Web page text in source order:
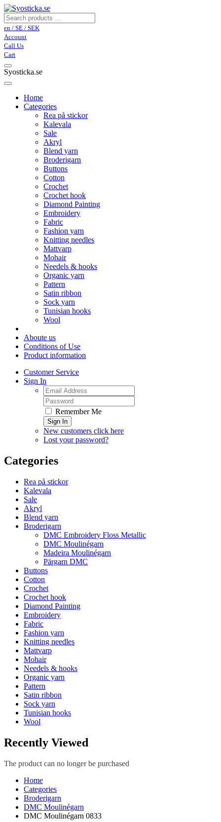
en / SE / SEK
Account
Call Us
Cart
Syosticka.se
Home
Categories
Rea på stickor
Kalevala
Sale
Akryl
Blend yarn
Broderigarn
Buttons
Cotton
Crochet
Crochet hook
Diamond Painting
Embroidery
Fabric
Fashion yarn
Knitting needles
Mattvarp
Mohair
Needels & hooks
Organic yarn
Pattern
Satin ribbon
Sock yarn
Tunisian hooks
Wool
Aboute us
Conditions of Use
Product information
Customer Service
Sign In
Remember Me
Sign In
New customers click here
Lost your password?
Categories
Rea på stickor
Kalevala
Sale
Akryl
Blend yarn
Broderigarn
DMC Embroidery Floss Metallic
DMC Moulinégarn
Madeira Moulinégarn
Pärgarn DMC
Buttons
Cotton
Crochet
Crochet hook
Diamond Painting
Embroidery
Fabric
Fashion yarn
Knitting needles
Mattvarp
Mohair
Needels & hooks
Organic yarn
Pattern
Satin ribbon
Sock yarn
Tunisian hooks
Wool
Recently Viewed
The product can no longer be purchased
Home
Categories
Broderigarn
DMC Moulinégarn
DMC Moulinégarn 0833